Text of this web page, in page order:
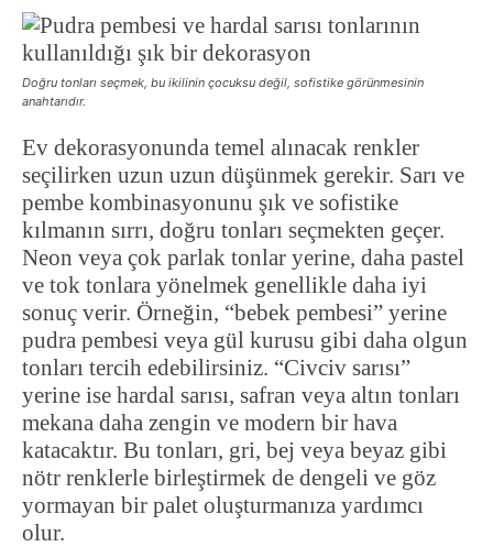
Doğru tonları seçmek, bu ikilinin çocuksu değil, sofistike görünmesinin
anahtarıdır.
Ev dekorasyonunda temel alınacak renkler
seçilirken uzun uzun düşünmek gerekir. Sarı ve
pembe kombinasyonunu şık ve sofistike
kılmanın sırrı, doğru tonları seçmekten geçer.
Neon veya çok parlak tonlar yerine, daha pastel
ve tok tonlara yönelmek genellikle daha iyi
sonuç verir. Örneğin, “bebek pembesi” yerine
pudra pembesi veya gül kurusu gibi daha olgun
tonları tercih edebilirsiniz. “Civciv sarısı”
yerine ise hardal sarısı, safran veya altın tonları
mekana daha zengin ve modern bir hava
katacaktır. Bu tonları, gri, bej veya beyaz gibi
nötr renklerle birleştirmek de dengeli ve göz
yormayan bir palet oluşturmanıza yardımcı
olur.